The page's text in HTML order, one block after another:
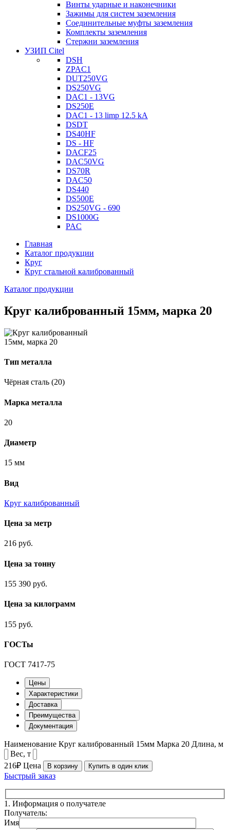
Винты ударные и наконечники
Зажимы для систем заземления
Соединительные муфты заземления
Комплекты заземления
Стержни заземления
УЗИП Citel
DSH
ZPAC1
DUT250VG
DS250VG
DAC1 - 13VG
DS250E
DAC1 - 13 limp 12.5 kA
DSDT
DS40HF
DS - HF
DACF25
DAC50VG
DS70R
DAC50
DS440
DS500E
DS250VG - 690
DS1000G
PAC
Главная
Каталог продукции
Круг
Круг стальной калиброванный
Каталог продукции
Круг калиброванный 15мм, марка 20
Тип металла
Чёрная сталь (20)
Марка металла
20
Диаметр
15 мм
Вид
Круг калиброванный
Цена за метр
216 руб.
Цена за тонну
155 390 руб.
Цена за килограмм
155 руб.
ГОСТы
ГОСТ 7417-75
Цены
Характеристики
Доставка
Преимущества
Документация
Наименование Круг калиброванный 15мм Марка 20 Длина, м
Вес, т
216₽ Цена В корзину Купить в один клик
Быстрый заказ
1. Информация о получателе
Получатель:
Имя